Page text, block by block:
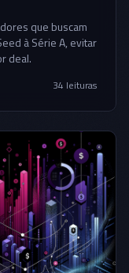
que buscam
à Série A, evitar
deal.
34 leituras